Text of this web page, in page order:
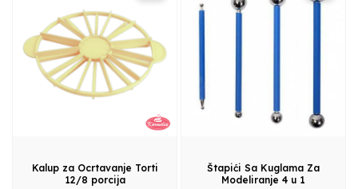
Kalup za Ocrtavanje Torti
12/8 porcija
Štapići Sa Kuglama Za
Modeliranje 4 u 1